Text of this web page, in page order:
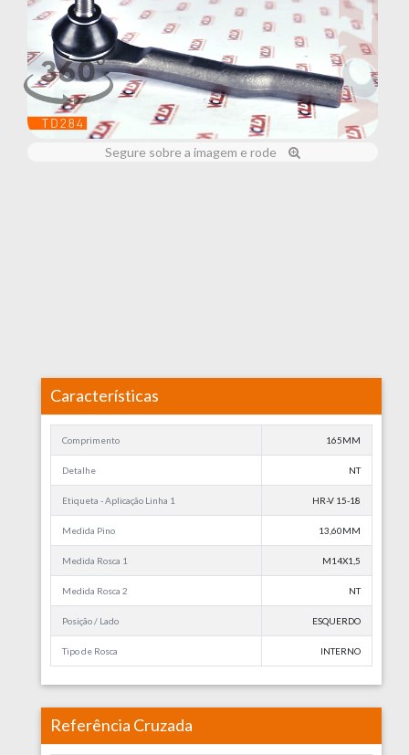
Segure sobre a imagem e rode
Características
Comprimento 165MM
Detalhe NT
Etiqueta - Aplicação Linha 1 HR-V 15-18
Medida Pino 13,60MM
Medida Rosca 1 M14X1,5
Medida Rosca 2 NT
Posição / Lado ESQUERDO
Tipo de Rosca INTERNO
Referência Cruzada